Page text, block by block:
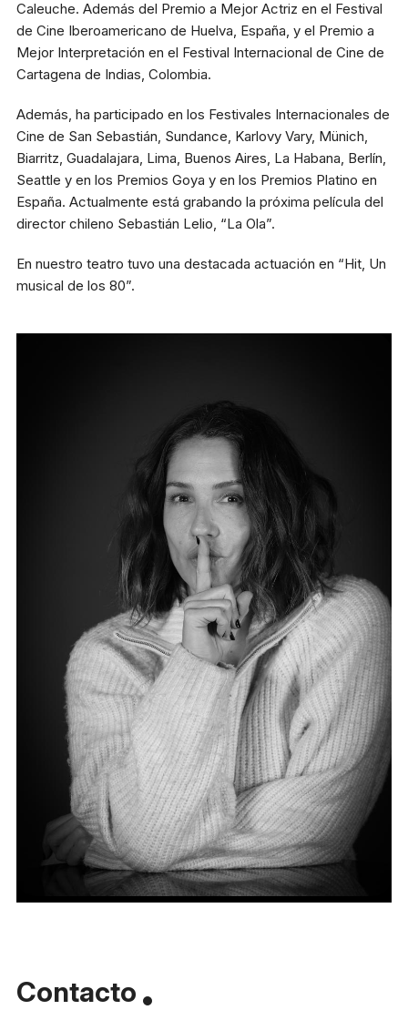
Caleuche. Además del Premio a Mejor Actriz en el Festival
de Cine Iberoamericano de Huelva, España, y el Premio a
Mejor Interpretación en el Festival Internacional de Cine de
Cartagena de Indias, Colombia.
Además, ha participado en los Festivales Internacionales de
Cine de San Sebastián, Sundance, Karlovy Vary, Münich,
Biarritz, Guadalajara, Lima, Buenos Aires, La Habana, Berlín,
Seattle y en los Premios Goya y en los Premios Platino en
España. Actualmente está grabando la próxima película del
director chileno Sebastián Lelio, “La Ola”.
En nuestro teatro tuvo una destacada actuación en “Hit, Un
musical de los 80”.
Contacto